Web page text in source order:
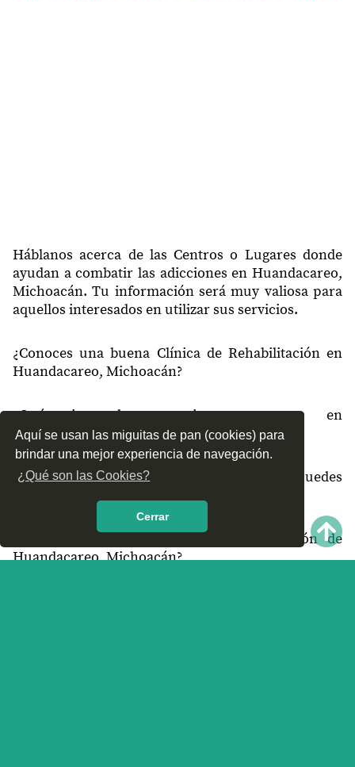
Aquí se usan las miguitas de pan (cookies) para
brindar una mejor experiencia de navegación.
¿Qué son las Cookies?
Cerrar
Háblanos acerca de las Centros o Lugares donde
ayudan a combatir las adicciones en Huandacareo,
Michoacán. Tu información será muy valiosa para
aquellos interesados en utilizar sus servicios.
¿Conoces una buena Clínica de Rehabilitación en
Huandacareo, Michoacán?
¿Qué tipo de tratamientos conoces en
Huandacareo, Michoacán?
¿Cómo es el servicio de las Clínicas que puedes
¿Recomiendas las Clínicas de Rehabilitación de
Huandacareo, Michoacán?